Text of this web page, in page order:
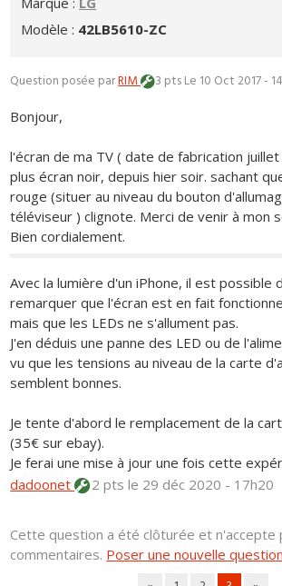
Modèle : 42LB5610-ZC
Question posée parRIM 3 ptsLe 10 Oct 2017 -
Bonjour,
l'écran de ma TV ( date de fabrication
plus écran noir, depuis hier soir. sachant
rouge (situer au niveau du bouton
téléviseur ) clignote. Merci de venir à mon
Bien cordialement.
Avec la lumière d'un iPhone, il est possible
remarquer que l'écran est en fait
mais que les LEDs ne s'allument pas.
J'en déduis une panne des LED ou de
vu que les tensions au niveau de la carte
semblent bonnes.
Je tente d'abord le remplacement de la
(35€ sur ebay).
Je ferai une mise à jour une fois cette
dadoonet
2 ptsle 29 déc 2020 - 17h20
Cette question a été clôturée et n'accepte
commentaires. Poser une nouvelle question